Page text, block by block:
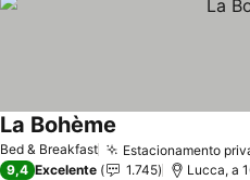
Bed & Breakfast Estacionamento
La Bohème
9,4 Excelente 1.745 Lucca, a